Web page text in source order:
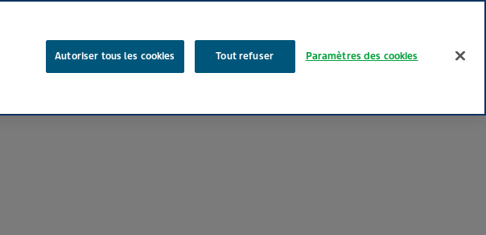
Autoriser tous les cookies Tout refuser Paramètres des cookies